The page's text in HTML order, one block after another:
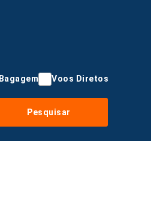
Bagagem Voos Diretos
Pesquisar